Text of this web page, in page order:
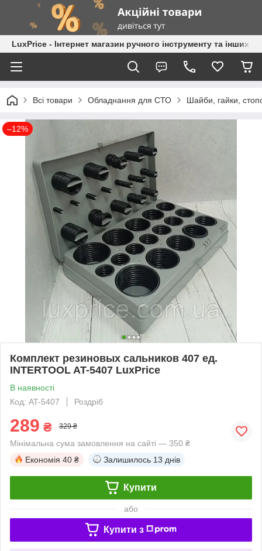
LuxPrice - Інтернет магазин ручного інструменту та інших
Всі товари Обладнання для СТО Шайби, гайки,
–12%
Комплект резиновых сальников 407 ед.
INTERTOOL AT-5407 LuxPrice
В наявності
Код: AT-5407
Роздріб
289 ₴ 329 ₴
Мінімальна сума замовлення на сайті — 350 ₴
Економія 40 ₴ Залишилось 13 днів
Купити
або
Купити з